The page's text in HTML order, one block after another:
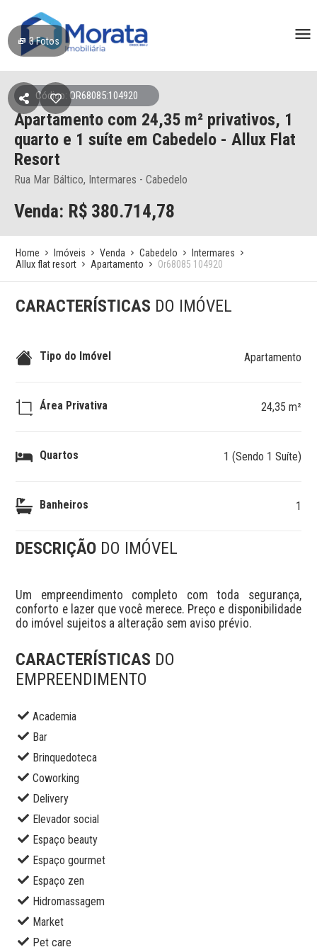
3Fotos
Código: OR68085:104920
Apartamento com 24,35 m² privativos, 1
quarto e 1 suíte em Cabedelo - Allux Flat
Resort
Rua Mar Báltico, Intermares - Cabedelo
Venda: R$ 380.714,78
Home Imóveis Venda Cabedelo
Intermares
Allux flat resort
Apartamento Or68085 104920
CARACTERÍSTICAS DO IMÓVEL
Tipo do Imóvel Apartamento
Área Privativa 24,35 m²
Quartos 1 (Sendo 1 Suíte)
Banheiros 1
DESCRIÇÃO DO IMÓVEL
Um empreendimento completo com toda segurança,
conforto e lazer que você merece. Preço e disponibilidade
do imóvel sujeitos a alteração sem aviso prévio.
CARACTERÍSTICAS DO
EMPREENDIMENTO
Academia
Bar
Brinquedoteca
Coworking
Delivery
Elevador social
Espaço beauty
Espaço gourmet
Espaço zen
Hidromassagem
Market
Pet care